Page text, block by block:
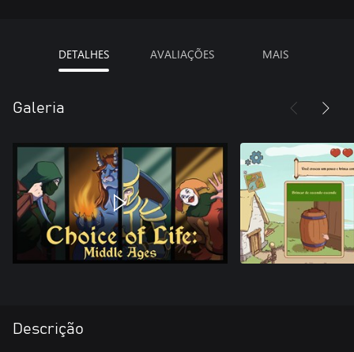
DETALHES AVALIAÇÕES MAIS
Galeria
Descrição